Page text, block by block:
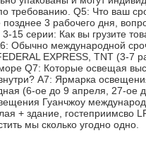
требованию. Q5: Что ваш
3 рабочего дня,
3-15 серии: Как вы грузите
Обычно международной
EXPRESS, TNT (3-7
Q7: Которые освещая
A7: Ярмарка
(6-ое до 9 апреля, 27-ое
Гуанчжоу
+ здание, гостеприимсво
мы сколько угодно одно.